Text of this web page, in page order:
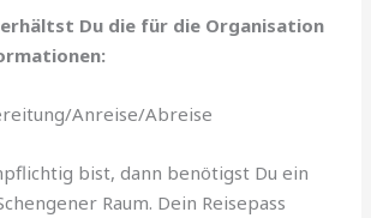
Du die für die Organisation
Anreise/Abreise
bist, dann benötigst Du ein
Raum. Dein Reisepass